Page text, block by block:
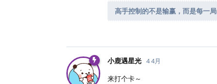
高手控制的不是输赢，而是每一局
小鹿遇星光 4 4月
来打个卡～